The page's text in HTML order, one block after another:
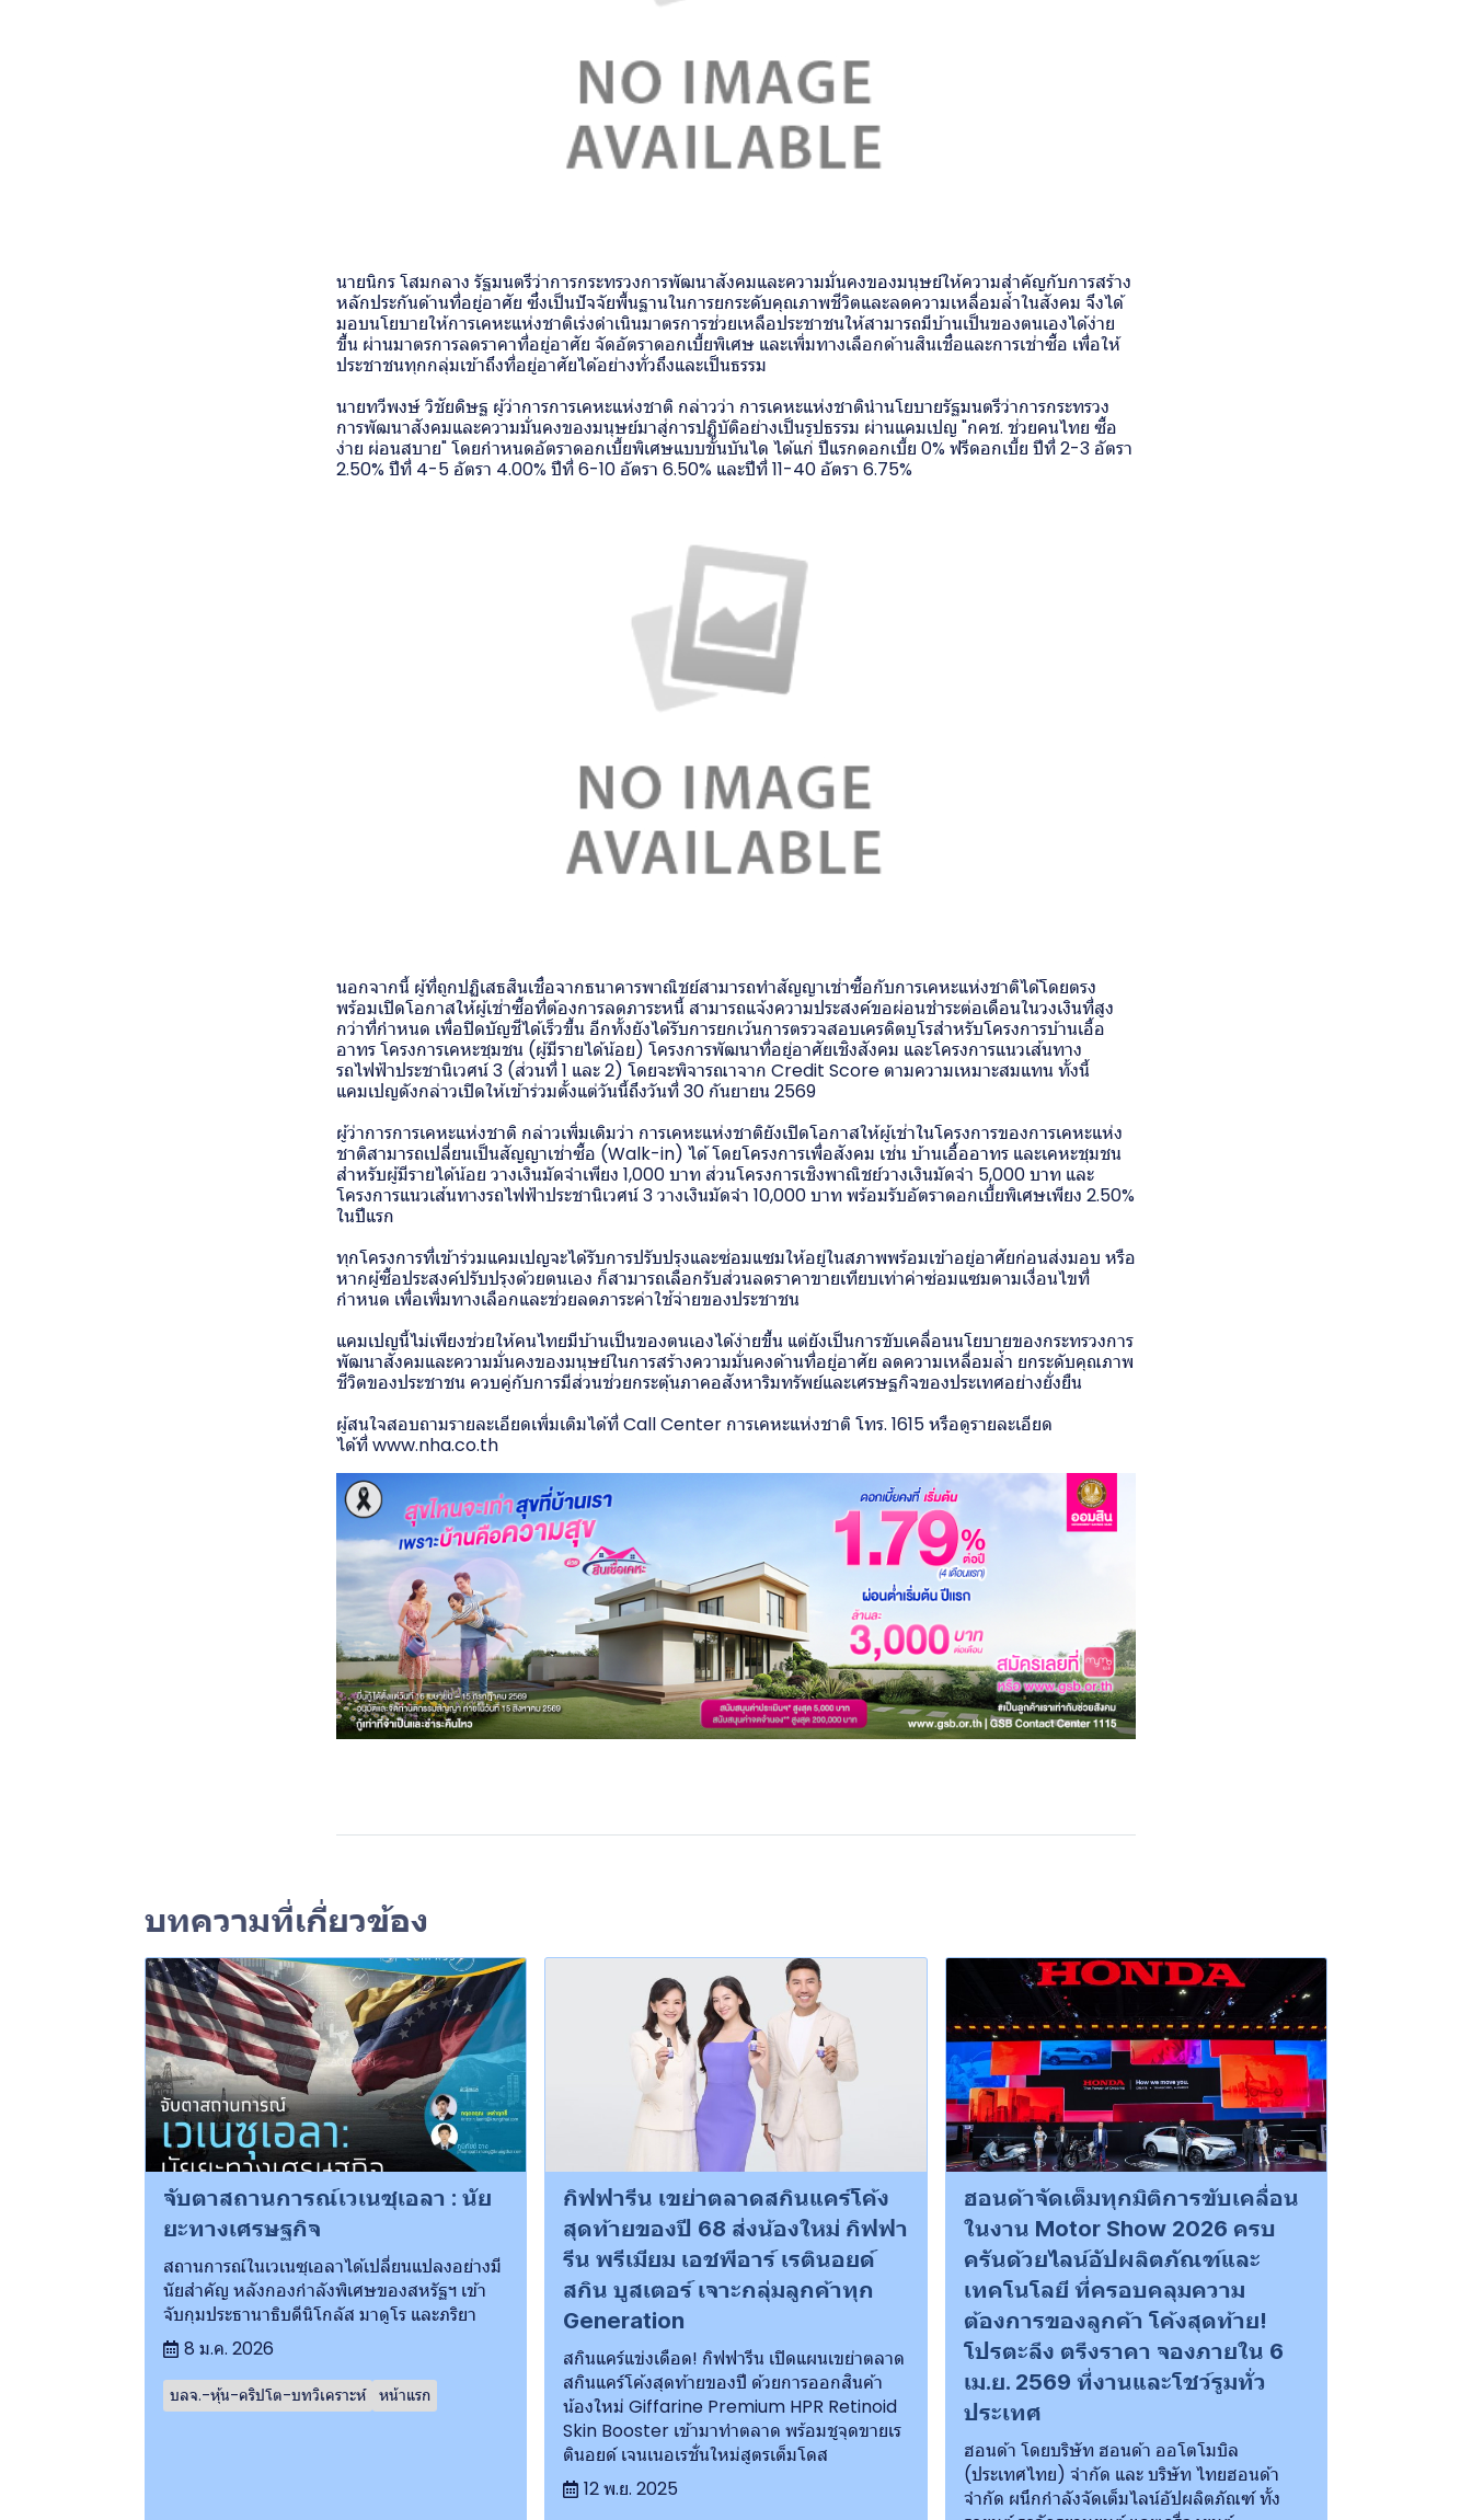
นายนิกร โสมกลาง รัฐมนตรีว่าการกระทรวงการพัฒนาสังคมและความมั่นคงของมนุษย์ให้ความสำคัญกับการสร้าง
หลักประกันด้านที่อยู่อาศัย ซึ่งเป็นปัจจัยพื้นฐานในการยกระดับคุณภาพชีวิตและลดความเหลื่อมล้ำในสังคม จึงได้
มอบนโยบายให้การเคหะแห่งชาติเร่งดำเนินมาตรการช่วยเหลือประชาชนให้สามารถมีบ้านเป็นของตนเองได้ง่าย
ขึ้น ผ่านมาตรการลดราคาที่อยู่อาศัย จัดอัตราดอกเบี้ยพิเศษ และเพิ่มทางเลือกด้านสินเชื่อและการเช่าซื้อ เพื่อให้
ประชาชนทุกกลุ่มเข้าถึงที่อยู่อาศัยได้อย่างทั่วถึงและเป็นธรรม
นายทวีพงษ์ วิชัยดิษฐ ผู้ว่าการการเคหะแห่งชาติ กล่าวว่า การเคหะแห่งชาตินำนโยบายรัฐมนตรีว่าการกระทรวง
การพัฒนาสังคมและความมั่นคงของมนุษย์มาสู่การปฏิบัติอย่างเป็นรูปธรรม ผ่านแคมเปญ "กคช. ช่วยคนไทย ซื้อ
ง่าย ผ่อนสบาย" โดยกำหนดอัตราดอกเบี้ยพิเศษแบบขั้นบันได ได้แก่ ปีแรกดอกเบี้ย 0% ฟรีดอกเบี้ย ปีที่ 2-3 อัตรา
2.50% ปีที่ 4-5 อัตรา 4.00% ปีที่ 6-10 อัตรา 6.50% และปีที่ 11-40 อัตรา 6.75%
นอกจากนี้ ผู้ที่ถูกปฏิเสธสินเชื่อจากธนาคารพาณิชย์สามารถทำสัญญาเช่าซื้อกับการเคหะแห่งชาติได้โดยตรง
พร้อมเปิดโอกาสให้ผู้เช่าซื้อที่ต้องการลดภาระหนี้ สามารถแจ้งความประสงค์ขอผ่อนชำระต่อเดือนในวงเงินที่สูง
กว่าที่กำหนด เพื่อปิดบัญชีได้เร็วขึ้น อีกทั้งยังได้รับการยกเว้นการตรวจสอบเครดิตบูโรสำหรับโครงการบ้านเอื้อ
อาทร โครงการเคหะชุมชน (ผู้มีรายได้น้อย) โครงการพัฒนาที่อยู่อาศัยเชิงสังคม และโครงการแนวเส้นทาง
รถไฟฟ้าประชานิเวศน์ 3 (ส่วนที่ 1 และ 2) โดยจะพิจารณาจาก Credit Score ตามความเหมาะสมแทน ทั้งนี้
แคมเปญดังกล่าวเปิดให้เข้าร่วมตั้งแต่วันนี้ถึงวันที่ 30 กันยายน 2569
ผู้ว่าการการเคหะแห่งชาติ กล่าวเพิ่มเติมว่า การเคหะแห่งชาติยังเปิดโอกาสให้ผู้เช่าในโครงการของการเคหะแห่ง
ชาติสามารถเปลี่ยนเป็นสัญญาเช่าซื้อ (Walk-in) ได้ โดยโครงการเพื่อสังคม เช่น บ้านเอื้ออาทร และเคหะชุมชน
สำหรับผู้มีรายได้น้อย วางเงินมัดจำเพียง 1,000 บาท ส่วนโครงการเชิงพาณิชย์วางเงินมัดจำ 5,000 บาท และ
โครงการแนวเส้นทางรถไฟฟ้าประชานิเวศน์ 3 วางเงินมัดจำ 10,000 บาท พร้อมรับอัตราดอกเบี้ยพิเศษเพียง 2.50%
ในปีแรก
ทุกโครงการที่เข้าร่วมแคมเปญจะได้รับการปรับปรุงและซ่อมแซมให้อยู่ในสภาพพร้อมเข้าอยู่อาศัยก่อนส่งมอบ หรือ
หากผู้ซื้อประสงค์ปรับปรุงด้วยตนเอง ก็สามารถเลือกรับส่วนลดราคาขายเทียบเท่าค่าซ่อมแซมตามเงื่อนไขที่
กำหนด เพื่อเพิ่มทางเลือกและช่วยลดภาระค่าใช้จ่ายของประชาชน
แคมเปญนี้ไม่เพียงช่วยให้คนไทยมีบ้านเป็นของตนเองได้ง่ายขึ้น แต่ยังเป็นการขับเคลื่อนนโยบายของกระทรวงการ
พัฒนาสังคมและความมั่นคงของมนุษย์ในการสร้างความมั่นคงด้านที่อยู่อาศัย ลดความเหลื่อมล้ำ ยกระดับคุณภาพ
ชีวิตของประชาชน ควบคู่กับการมีส่วนช่วยกระตุ้นภาคอสังหาริมทรัพย์และเศรษฐกิจของประเทศอย่างยั่งยืน
ผู้สนใจสอบถามรายละเอียดเพิ่มเติมได้ที่ Call Center การเคหะแห่งชาติ โทร. 1615 หรือดูรายละเอียด
ได้ที่www.nha.co.th
บทความที่เกี่ยวข้อง
จับตาสถานการณ์เวเนซุเอลา : นัย
ยะทางเศรษฐกิจ
สถานการณ์ในเวเนซุเอลาได้เปลี่ยนแปลงอย่างมี
นัยสำคัญ หลังกองกำลังพิเศษของสหรัฐฯ เข้า
จับกุมประธานาธิบดีนิโกลัส มาดูโร และภริยา
8 ม.ค. 2026
บลจ.-หุ้น-คริปโต-บทวิเคราะห์ หน้าแรก
กิฟฟารีน เขย่าตลาดสกินแคร์โค้ง
สุดท้ายของปี 68 ส่งน้องใหม่ กิฟฟา
รีน พรีเมียม เอชพีอาร์ เรตินอยด์
สกิน บูสเตอร์ เจาะกลุ่มลูกค้าทุก
Generation
สกินแคร์แข่งเดือด! กิฟฟารีน เปิดแผนเขย่าตลาด
สกินแคร์โค้งสุดท้ายของปี ด้วยการออกสินค้า
น้องใหม่ Giffarine Premium HPR Retinoid
Skin Booster เข้ามาทำตลาด พร้อมชูจุดขายเร
ตินอยด์ เจนเนอเรชั่นใหม่สูตรเต็มโดส
12 พ.ย. 2025
ฮอนด้าจัดเต็มทุกมิติการขับเคลื่อน
ในงาน Motor Show 2026 ครบ
ครันด้วยไลน์อัปผลิตภัณฑ์และ
เทคโนโลยี ที่ครอบคลุมความ
ต้องการของลูกค้า โค้งสุดท้าย!
โปรตะลึง ตรึงราคา จองภายใน 6
เม.ย. 2569 ที่งานและโชว์รูมทั่ว
ประเทศ
ฮอนด้า โดยบริษัท ฮอนด้า ออโตโมบิล
(ประเทศไทย) จำกัด และ บริษัท ไทยฮอนด้า
จำกัด ผนึกกำลังจัดเต็มไลน์อัปผลิตภัณฑ์ ทั้ง